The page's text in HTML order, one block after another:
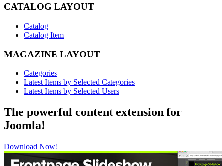
CATALOG LAYOUT
Catalog
Catalog Item
MAGAZINE LAYOUT
Categories
Latest Items by Selected Categories
Latest Items by Selected Users
The powerful content extension for
Joomla!
Download Now!